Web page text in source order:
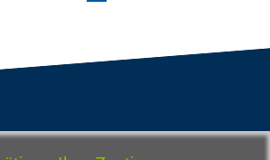
Standorte Bildungsangebot